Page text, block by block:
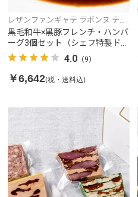
レザンファンギャテ ラボンヌ テリ
ーヌ
黒毛和牛×黒豚フレンチ・ハンバ
ーグ3個セット（シェフ特製ドミ
グラスソース付）
4.0 （9）
￥6,642(税・送料込)